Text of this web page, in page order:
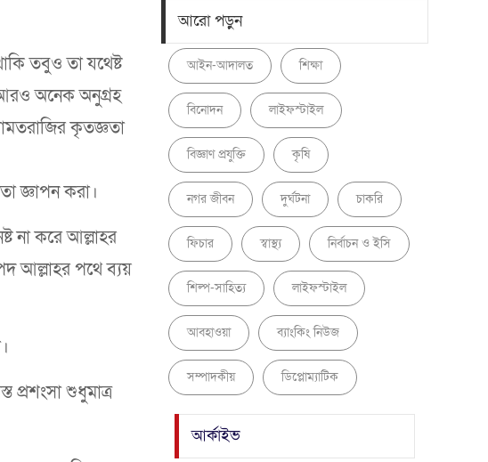
তবুও তা যথেষ্ট
আরও অনেক অনুগ্রহ
কৃতজ্ঞতা
জ্ঞাপন করা।
না করে আল্লাহর
আল্লাহর পথে ব্যয়
প্রশংসা শুধুমাত্র
আরো পড়ুন
আইন-আদালত শিক্ষা
বিনোদন লাইফস্টাইল
বিজ্ঞাণ প্রযুক্তি কৃষি
নগর জীবন দুর্ঘটনা চাকরি
ফিচার স্বাস্থ্য নির্বাচন ও ইসি
শিল্প-সাহিত্য লাইফস্টাইল
আবহাওয়া ব্যাংকিং নিউজ
সম্পাদকীয় ডিপ্লোম্যাটিক
আর্কাইভ